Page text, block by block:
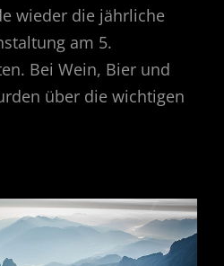
wieder die jährliche
am 5.
Bei Wein, Bier und
über die wichtigen